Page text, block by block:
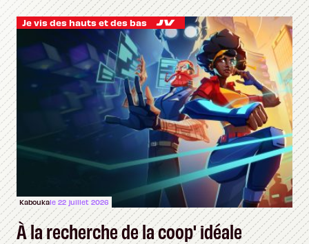
Je vis des hauts et des bas
Kaboukale 22 juillet 2026
À la recherche de la coop' idéale